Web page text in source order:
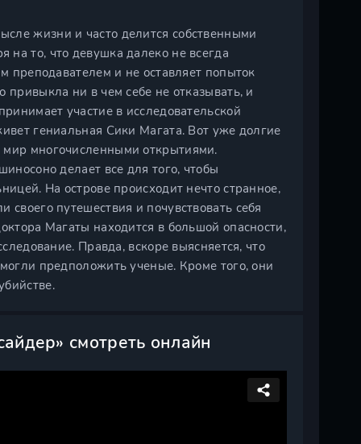
жизни и часто делится собственными
то, что девушка далеко не всегда
преподавателем и не оставляет попыток
ни в чем себе не отказывать, и
участие в исследовательской
гениальная Сики Магата. Вот уже долгие
многочисленными открытиями.
делает все для того, чтобы
На острове происходит нечто странное,
путешествия и почувствовать себя
Магаты находится в большой опасности,
Правда, вскоре выясняется, что
предположить ученые. Кроме того, они
смотреть онлайн